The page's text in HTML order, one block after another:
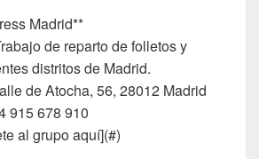
Madrid**
de reparto de folletos y
distritos de Madrid.
de Atocha, 56, 28012 Madrid
915 678 910
al grupo aquí](#)